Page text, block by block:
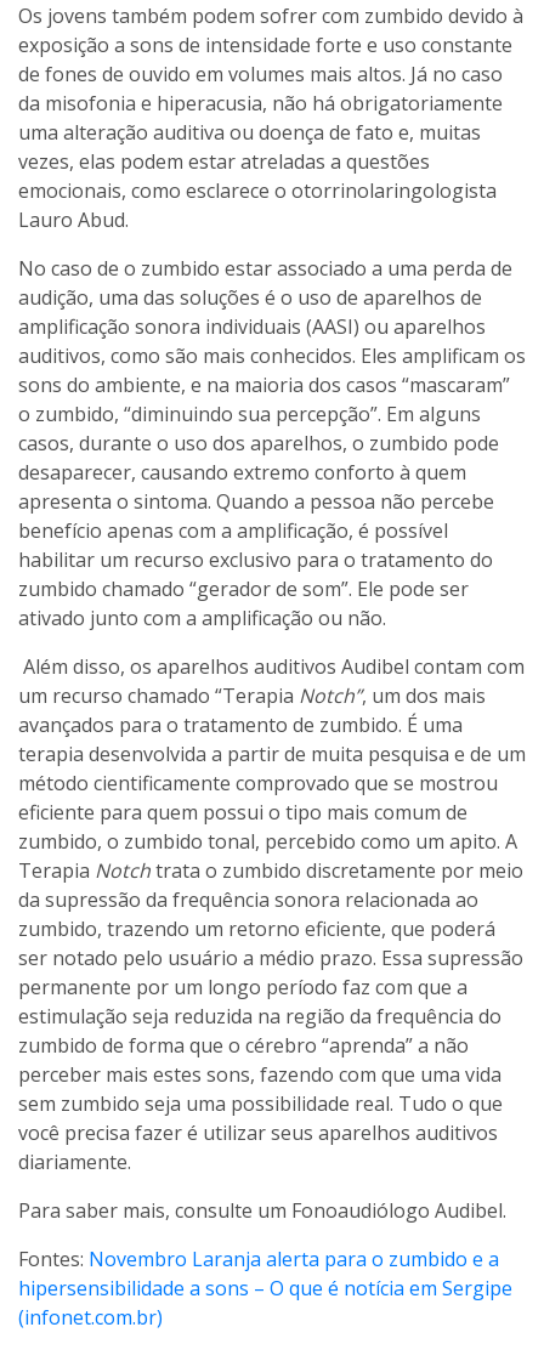
Os jovens também podem sofrer com zumbido devido à
exposição a sons de intensidade forte e uso constante
de fones de ouvido em volumes mais altos. Já no caso
da misofonia e hiperacusia, não há obrigatoriamente
uma alteração auditiva ou doença de fato e, muitas
vezes, elas podem estar atreladas a questões
emocionais, como esclarece o otorrinolaringologista
Lauro Abud.
No caso de o zumbido estar associado a uma perda de
audição, uma das soluções é o uso de aparelhos de
amplificação sonora individuais (AASI) ou aparelhos
auditivos, como são mais conhecidos. Eles amplificam os
sons do ambiente, e na maioria dos casos “mascaram”
o zumbido, “diminuindo sua percepção”. Em alguns
casos, durante o uso dos aparelhos, o zumbido pode
desaparecer, causando extremo conforto à quem
apresenta o sintoma. Quando a pessoa não percebe
benefício apenas com a amplificação, é possível
habilitar um recurso exclusivo para o tratamento do
zumbido chamado “gerador de som”. Ele pode ser
ativado junto com a amplificação ou não.
Além disso, os aparelhos auditivos Audibel contam com
um recurso chamado “Terapia Notch”, um dos mais
avançados para o tratamento de zumbido. É uma
terapia desenvolvida a partir de muita pesquisa e de um
método cientificamente comprovado que se mostrou
eficiente para quem possui o tipo mais comum de
zumbido, o zumbido tonal, percebido como um apito. A
Terapia Notchtrata o zumbido discretamente por meio
da supressão da frequência sonora relacionada ao
zumbido, trazendo um retorno eficiente, que poderá
ser notado pelo usuário a médio prazo. Essa supressão
permanente por um longo período faz com que a
estimulação seja reduzida na região da frequência do
zumbido de forma que o cérebro “aprenda” a não
perceber mais estes sons, fazendo com que uma vida
sem zumbido seja uma possibilidade real. Tudo o que
você precisa fazer é utilizar seus aparelhos auditivos
diariamente.
Para saber mais, consulte um Fonoaudiólogo Audibel.
Fontes: Novembro Laranja alerta para o zumbido e a
hipersensibilidade a sons – O que é notícia em Sergipe
(infonet.com.br)